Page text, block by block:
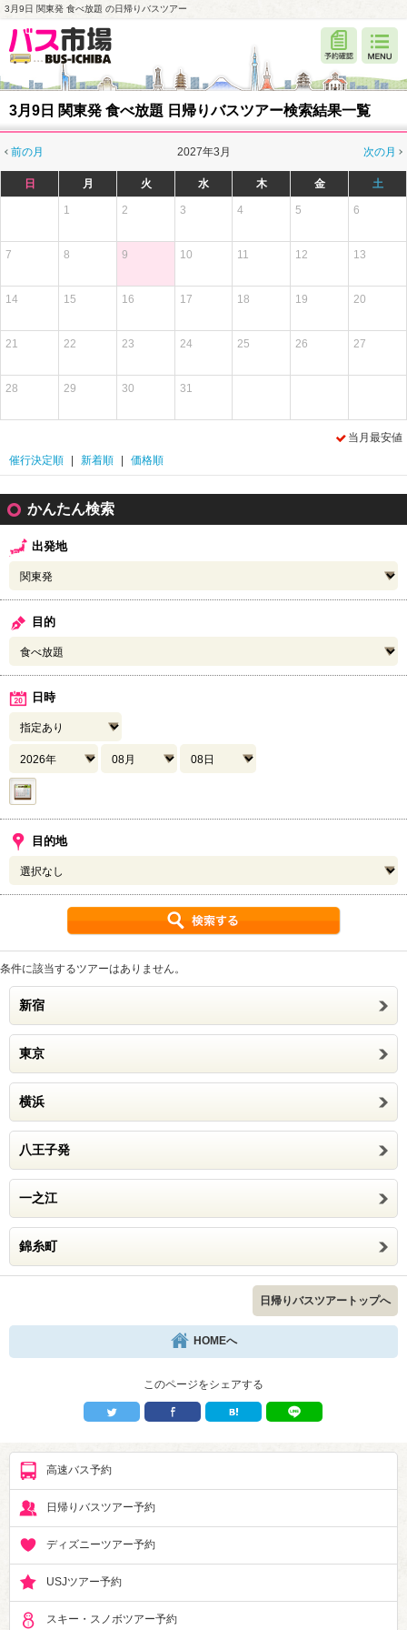
3月9日 関東発 食べ放題 の日帰りバスツアー
3月9日 関東発 食べ放題 日帰りバスツアー検索結果一覧
前の月 次の月
2027年3月
日 月 火 水 木 金 土
1 2 3 4 5 6
7 8 9 10 11 12 13
14 15 16 17 18 19 20
21 22 23 24 25 26 27
28 29 30 31
当月最安値
催行決定順
新着順 価格順
かんたん検索
出発地
目的
日時
目的地
条件に該当するツアーはありません。
新宿
東京
横浜
八王子発
一之江
錦糸町
日帰りバスツアートップへ
HOMEへ
このページをシェアする
高速バス予約
日帰りバスツアー予約
ディズニーツアー予約
USJツアー予約
スキー・スノボツアー予約